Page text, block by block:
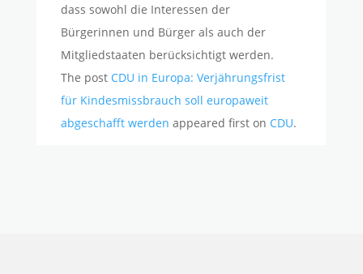
dass sowohl die Interessen der
Bürgerinnen und Bürger als auch der
Mitgliedstaaten berücksichtigt werden.
The post CDU in Europa: Verjährungsfrist
für Kindesmissbrauch soll europaweit
abgeschafft werden appeared first on CDU.